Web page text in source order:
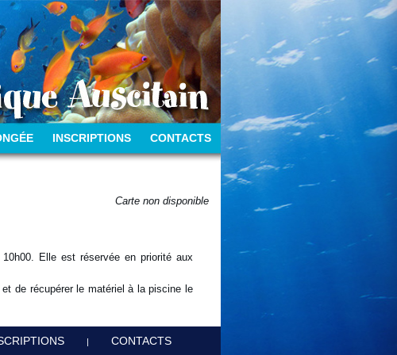
INSCRIPTIONS CONTACTS
Carte non disponible
Elle est réservée en priorité aux
de récupérer le matériel à la piscine le
| CONTACTS